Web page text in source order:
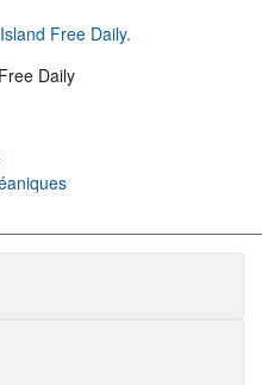
Free Daily.
Daily